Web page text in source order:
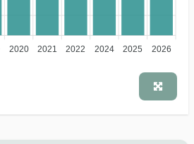
2020 2021 2022 2024 2025 2026